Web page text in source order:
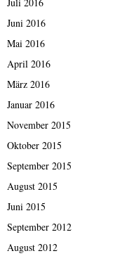
Juni 2016
Mai 2016
April 2016
März 2016
Januar 2016
November 2015
Oktober 2015
September 2015
August 2015
Juni 2015
September 2012
August 2012